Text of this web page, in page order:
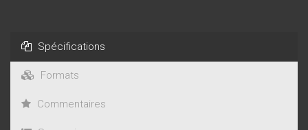
Spécifications
Formats
Commentaires